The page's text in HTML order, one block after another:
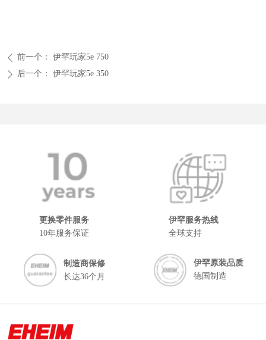
ꄴ 前一个： 伊罕玩家5e 750
ꄲ 后一个： 伊罕玩家5e 350
更换零件服务
10年服务保证
伊罕服务热线
全球支持
制造商保修
长达36个月
伊罕原装品质
德国制造